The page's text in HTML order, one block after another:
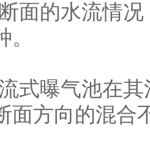
的水流情况
曝气池在其
面方向的混合